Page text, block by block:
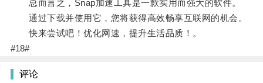
总而言之，Snap加速工具是一款实用而强大的软件。
通过下载并使用它，您将获得高效畅享互联网的机会。
快来尝试吧！优化网速，提升生活品质！。
#18#
评论